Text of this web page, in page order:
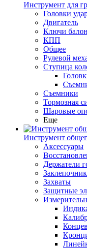
Инструмент для
Головки
Двигатель
Ключи
КПП
Общее
Рулевой
Ступица
Съемники
Тормозная
Шаровые
Еще
Инструмент
Аксессуары
Держатели
Захваты
Защитные